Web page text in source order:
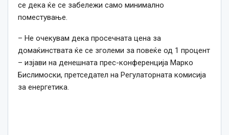
се дека ќе се забележи само минимално
поместување.
– Не очекувам дека просечната цена за
домаќинствата ќе се зголеми за повеќе од 1 процент
– изјави на денешната прес-конференција Марко
Бислимоски, претседател на Регулаторната комисија
за енергетика.